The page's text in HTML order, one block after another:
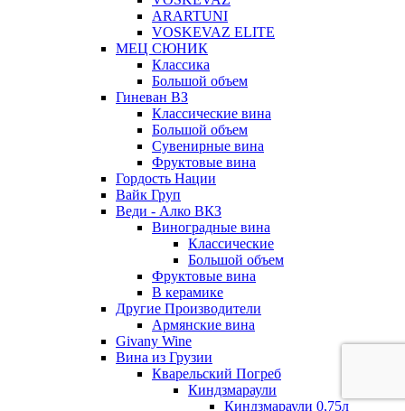
ARARTUNI
VOSKEVAZ ELITE
МЕЦ СЮНИК
Классика
Большой объем
Гиневан ВЗ
Классические вина
Большой объем
Сувенирные вина
Фруктовые вина
Гордость Нации
Вайк Груп
Веди - Алко ВКЗ
Виноградные вина
Классические
Большой объем
Фруктовые вина
В керамике
Другие Производители
Армянские вина
Givany Wine
Вина из Грузии
Кварельский Погреб
Киндзмараули
Киндзмараули 0,75л